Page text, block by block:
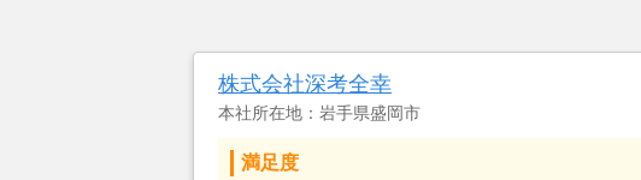
株式会社深考全幸
本社所在地：岩手県盛岡市
満足度